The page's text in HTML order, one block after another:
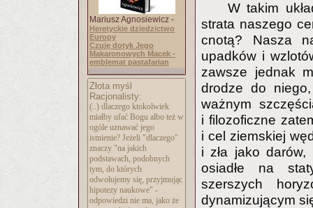
Mariusz Agnosiewicz -
Heretyckie dziedzictwo
Europy
Czuję dotyk Jego
Makaronowych Macek -
emblemat pastafarian
Złota myśl
Racjonalisty:
(..) dlaczego ktokolwiek
miałby ufać Bogu albo też w
ogóle uznawać jego
istnienie? Jeżeli "dlaczego"
znaczy "na jakich
podstawach, podobnych
tym, do których
odwołujemy się, przyjmując
hipotezy naukowe" -
odpowiedzi nie ma, jako że
W takim
strata naszego
cnotą? Nasza
upadków i
zawsze jednak
drodze do
ważnym
i filozoficzne
i cel ziemskiej
i zła jako
osiadłe na
szerszych
dynamizującym